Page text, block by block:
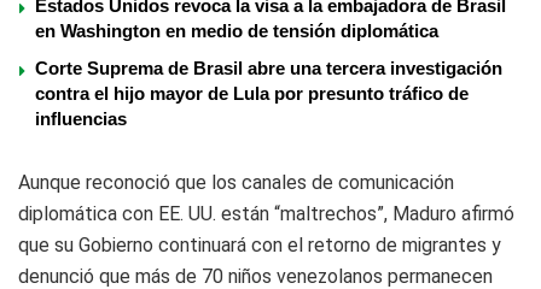
Estados Unidos revoca la visa a la embajadora de Brasil
en Washington en medio de tensión diplomática
Corte Suprema de Brasil abre una tercera investigación
contra el hijo mayor de Lula por presunto tráfico de
influencias
Aunque reconoció que los canales de comunicación
diplomática con EE. UU. están “maltrechos”, Maduro afirmó
que su Gobierno continuará con el retorno de migrantes y
denunció que más de 70 niños venezolanos permanecen